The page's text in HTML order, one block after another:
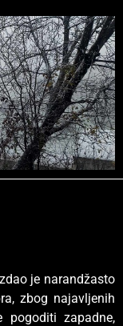
je narandžasto
zbog najavljenih
pogoditi zapadne,